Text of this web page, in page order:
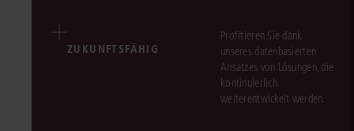
ZUKUNFTSFÄHIG
Profitieren Sie dank
unseres datenbasierten
Ansatzes von Lösungen, die
kontinuierlich
weiterentwickelt werden.